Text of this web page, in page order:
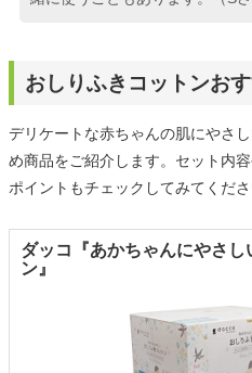
おしりふきコットンお
デリケートな赤ちゃんの肌にやさ
め商品をご紹介します。セット内
ポイントもチェックしてみてくださ
ダッコ『あかちゃんにやさし
ン』